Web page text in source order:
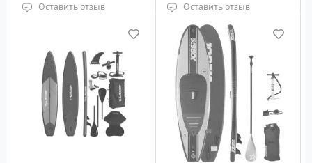
Оставить отзыв
150 мм
Вес райдера: до 150 кг
Вес: 13 кг
Оставить отзыв
Тип: Надувная
Размеры: 3650 х 750 х
150 мм
Вес райдера: до 150 кг
Вес: 13 кг